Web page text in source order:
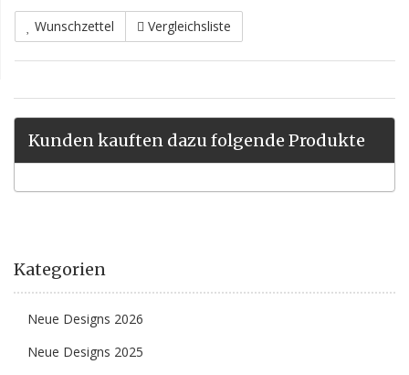
Wunschzettel Vergleichsliste
Kunden kauften dazu folgende Produkte
Kategorien
Neue Designs 2026
Neue Designs 2025